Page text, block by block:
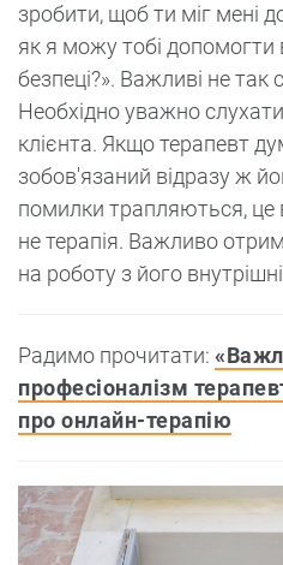
зробити, щоб ти міг мені
як я можу тобі допомогти
безпеці?». Важливі не так
Необхідно уважно
клієнта. Якщо терапевт
зобов'язаний відразу ж
помилки трапляються, це
не терапія. Важливо
на роботу з його
Радимо прочитати:
професіоналізм
про онлайн-терапію